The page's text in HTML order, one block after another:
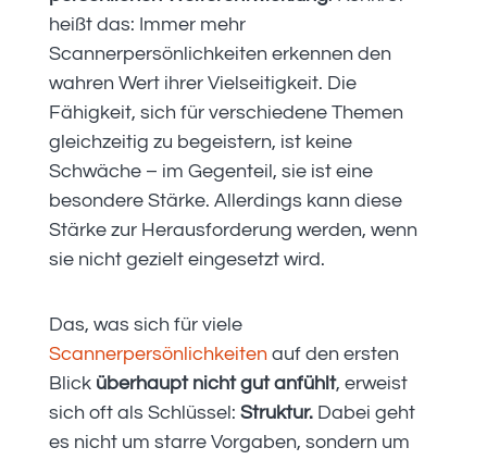
heißt das: Immer mehr
Scannerpersönlichkeiten erkennen den
wahren Wert ihrer Vielseitigkeit. Die
Fähigkeit, sich für verschiedene Themen
gleichzeitig zu begeistern, ist keine
Schwäche – im Gegenteil, sie ist eine
besondere Stärke. Allerdings kann diese
Stärke zur Herausforderung werden, wenn
sie nicht gezielt eingesetzt wird.
Das, was sich für viele
Scannerpersönlichkeitenauf den ersten
Blick überhaupt nicht gut anfühlt, erweist
sich oft als Schlüssel: Struktur.Dabei geht
es nicht um starre Vorgaben, sondern um